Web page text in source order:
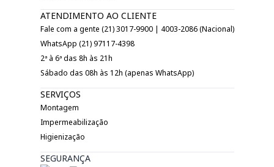
ATENDIMENTO AO CLIENTE
Fale com a gente (21) 3017-9900 | 4003-2086 (Nacional)
WhatsApp (21) 97117-4398
2ª à 6ª das 8h às 21h
Sábado das 08h às 12h (apenas WhatsApp)
SERVIÇOS
Montagem
Impermeabilização
Higienização
SEGURANÇA